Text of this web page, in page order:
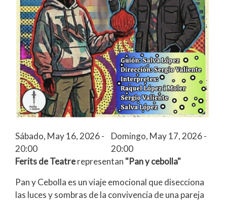
Sábado, May 16, 2026 -
20:00
Domingo, May 17, 2026 -
20:00
Ferits de Teatrerepresentan "Pan y cebolla"
Pan y Cebolla es un viaje emocional que disecciona
las luces y sombras de la convivencia de una pareja